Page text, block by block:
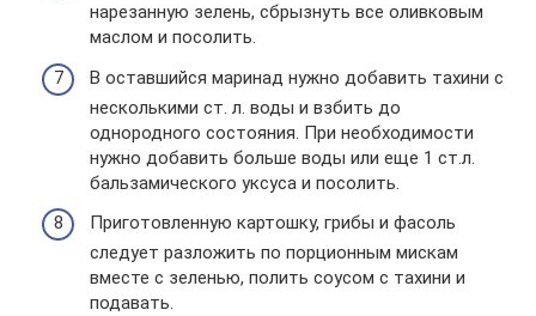
нарезанную зелень, сбрызнуть все оливковым
маслом и посолить.
В оставшийся маринад нужно добавить тахини с
несколькими ст. л. воды и взбить до
однородного состояния. При необходимости
нужно добавить больше воды или еще 1 ст.л.
бальзамического уксуса и посолить.
Приготовленную картошку, грибы и фасоль
следует разложить по порционным мискам
вместе с зеленью, полить соусом с тахини и
подавать.